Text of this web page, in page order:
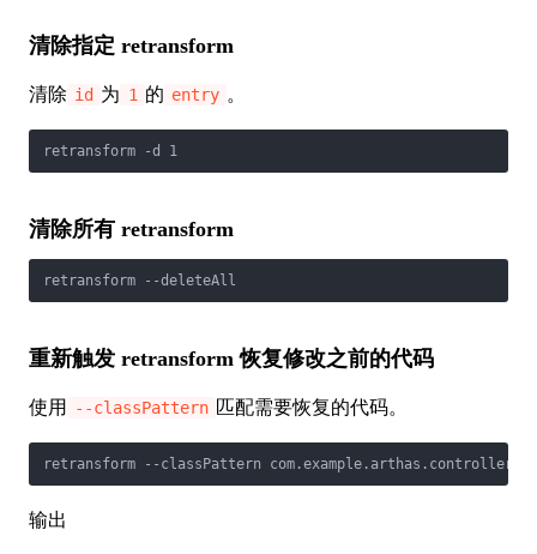
清除指定 retransform
清除 id 为 1 的 entry 。
retransform -d 1
清除所有 retransform
retransform --deleteAll
重新触发 retransform 恢复修改之前的代码
使用 --classPattern 匹配需要恢复的代码。
retransform --classPattern
输出